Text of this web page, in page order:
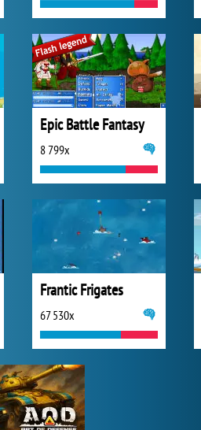
Epic Battle Fantasy
8 799x
Frantic Frigates
67 530x